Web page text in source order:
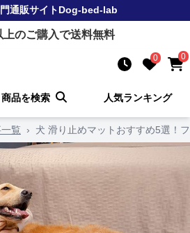
通販サイトDog-bed-lab
上のご購入で送料無料
0 0
商品を検索 人気ランキング
覧 › 犬 滑り止めマットおすすめ5選！